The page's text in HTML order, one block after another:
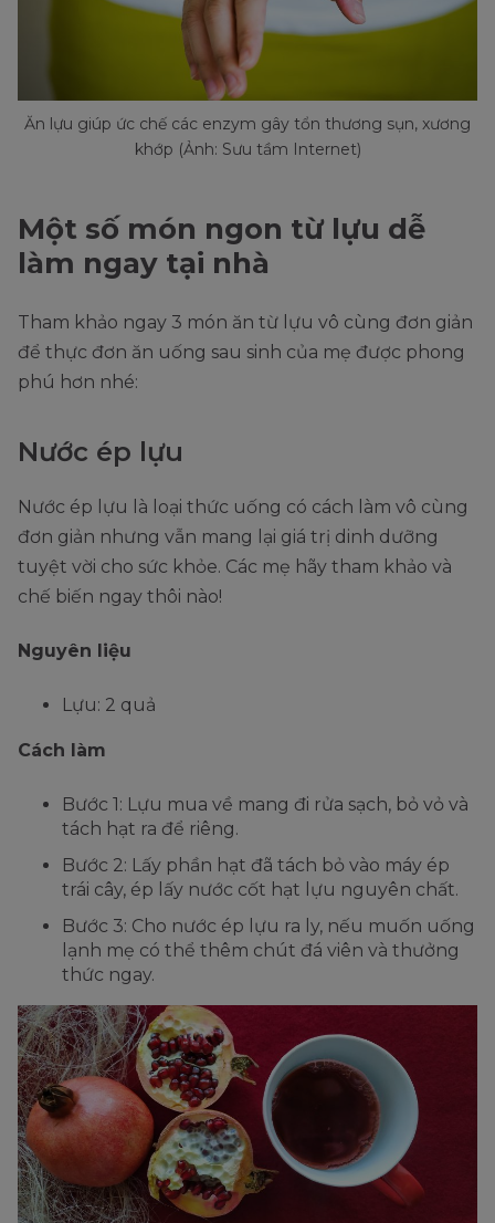
Ăn lựu giúp ức chế các enzym gây tổn thương sụn, xương
khớp (Ảnh: Sưu tầm Internet)
Một số món ngon từ lựu dễ
làm ngay tại nhà
Tham khảo ngay 3 món ăn từ lựu vô cùng đơn giản
để thực đơn ăn uống sau sinh của mẹ được phong
phú hơn nhé:
Nước ép lựu
Nước ép lựu là loại thức uống có cách làm vô cùng
đơn giản nhưng vẫn mang lại giá trị dinh dưỡng
tuyệt vời cho sức khỏe. Các mẹ hãy tham khảo và
chế biến ngay thôi nào!
Nguyên liệu
Lựu: 2 quả
Cách làm
Bước 1: Lựu mua về mang đi rửa sạch, bỏ vỏ và
tách hạt ra để riêng.
Bước 2: Lấy phần hạt đã tách bỏ vào máy ép
trái cây, ép lấy nước cốt hạt lựu nguyên chất.
Bước 3: Cho nước ép lựu ra ly, nếu muốn uống
lạnh mẹ có thể thêm chút đá viên và thưởng
thức ngay.